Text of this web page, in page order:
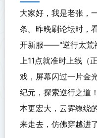
大家好，我是老张，
条。昨晚刷论坛时，
开新服——"逆行太荒
上11点就准时上线（
戏，屏幕闪过一片金
纪元，探索逆行之道
本更宏大，云雾缭绕
来走去，仿佛穿越进